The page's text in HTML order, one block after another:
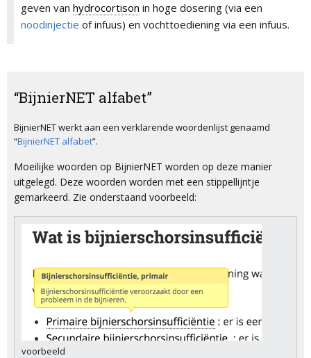
geven van hydrocortison in hoge dosering (via een
noodinjectie of infuus) en vochttoediening via een infuus.
“BijnierNET alfabet”
BijnierNET werkt aan een verklarende woordenlijst genaamd
“BijnierNET alfabet”.
Moeilijke woorden op BijnierNET worden op deze manier
uitgelegd. Deze woorden worden met een stippellijntje
gemarkeerd. Zie onderstaand voorbeeld:
voorbeeld